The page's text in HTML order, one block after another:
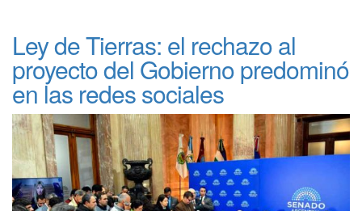
Ley de Tierras: el rechazo al
proyecto del Gobierno predominó
en las redes sociales